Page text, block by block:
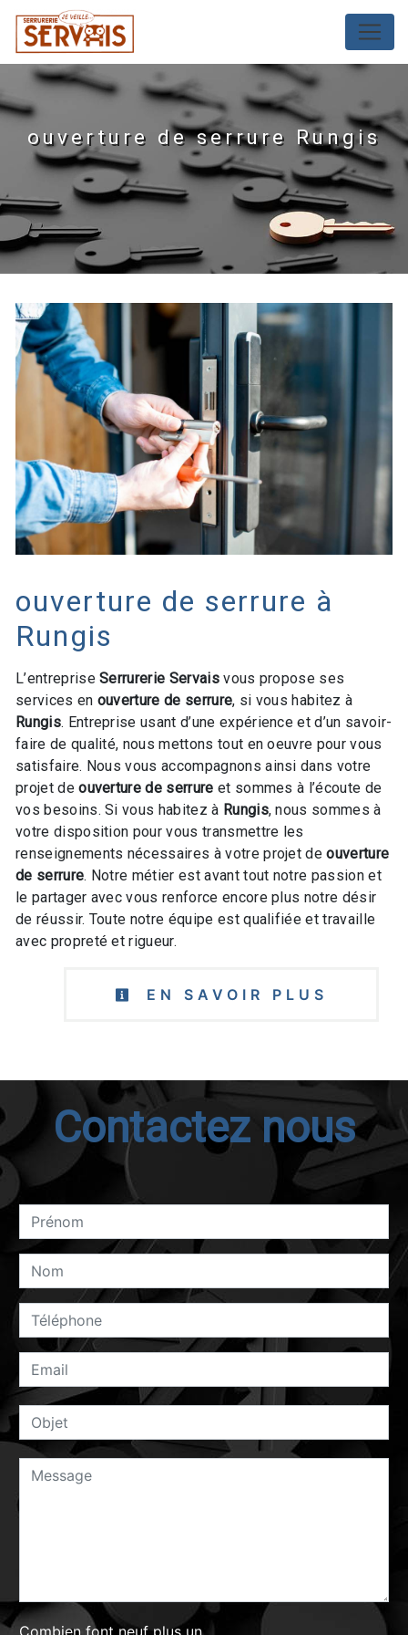
Panneau de gestion des cookies
ouverture de serrure Rungis
ouverture de serrure à
Rungis
L’entrepriseSerrurerie Servaisvous propose ses
services en ouverture de serrure, si vous habitez à
Rungis. Entreprise usant d’une expérience et d’un savoir-
faire de qualité, nous mettons tout en oeuvre pour vous
satisfaire. Nous vous accompagnons ainsi dans votre
projet deouverture de serrure et sommes à l’écoute de
vos besoins. Si vous habitez à Rungis, nous sommes à
votre disposition pour vous transmettre les
renseignements nécessaires à votre projet deouverture
de serrure. Notre métier est avant tout notre passion et
le partager avec vous renforce encore plus notre désir
de réussir. Toute notre équipe est qualifiée et travaille
avec propreté et rigueur.
EN SAVOIR PLUS
Contactez nous